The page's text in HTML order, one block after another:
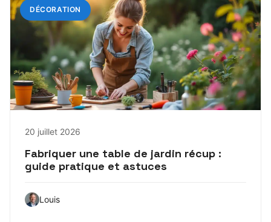
DÉCORATION
20 juillet 2026
Fabriquer une table de jardin récup :
guide pratique et astuces
Louis